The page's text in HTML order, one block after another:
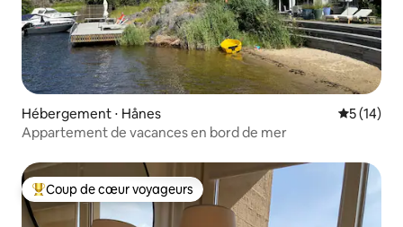
Hébergement ⋅ Hånes
5 (14)
Appartement de vacances en bord de mer
Coups de cœur voyageurs les plus appréciés
Coup de cœur voyageurs